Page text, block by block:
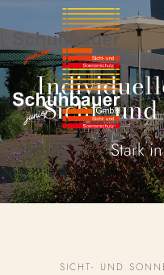
Sicht-
SICHT- UND